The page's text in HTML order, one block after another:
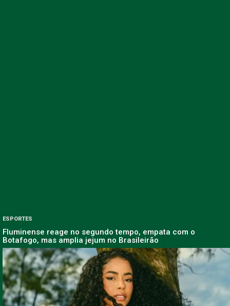
ESPORTES
Fluminense reage no segundo tempo, empata com o
Botafogo, mas amplia jejum no Brasileirão